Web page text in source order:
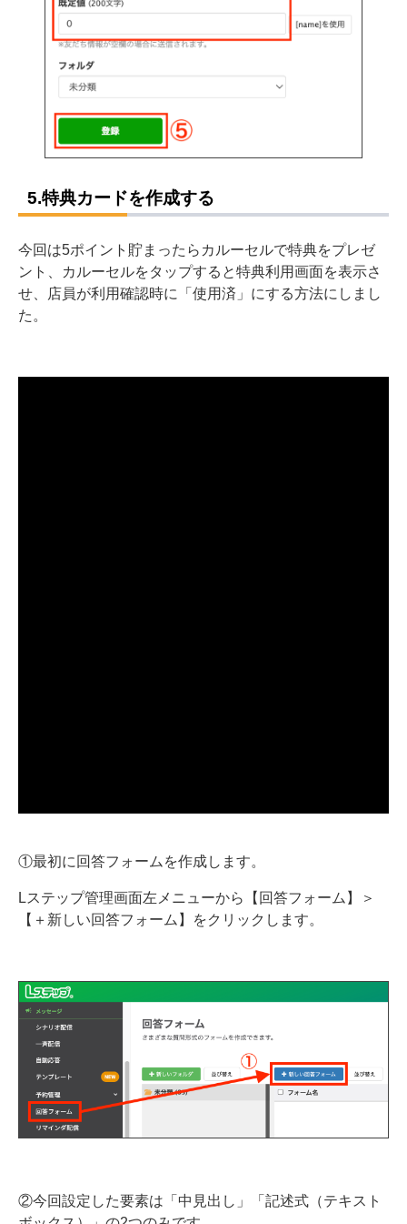
5.特典カードを作成する
今回は5ポイント貯まったらカルーセルで特典をプレゼ
ント、カルーセルをタップすると特典利用画面を表示さ
せ、店員が利用確認時に「使用済」にする方法にしまし
た。
①最初に回答フォームを作成します。
Lステップ管理画面左メニューから【回答フォーム】＞
【＋新しい回答フォーム】をクリックします。
②今回設定した要素は「中見出し」「記述式（テキスト